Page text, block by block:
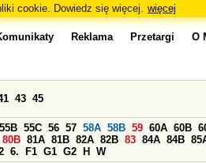
cookie. Dowiedz się więcej. więcej
Reklama Przetargi O
43 45
55B 55C 56 57 58A 58B 59 60A 60B
80B 81A 81B 82A 82B 83 84A 84B
6. F1 G1 G2 H W